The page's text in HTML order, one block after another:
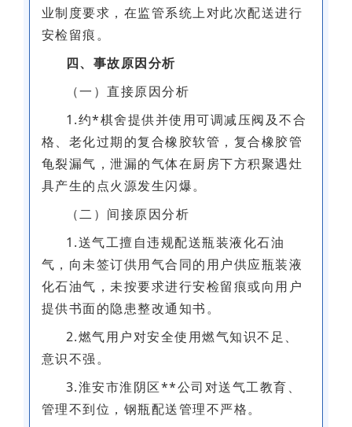
业制度要求，在监管系统上对此次配送进行
安检留痕。
四、事故原因分析
（一）直接原因分析
1.约*棋舍提供并使用可调减压阀及不合
格、老化过期的复合橡胶软管，复合橡胶管
龟裂漏气，泄漏的气体在厨房下方积聚遇灶
具产生的点火源发生闪爆。
（二）间接原因分析
1.送气工擅自违规配送瓶装液化石油
气，向未签订供用气合同的用户供应瓶装液
化石油气，未按要求进行安检留痕或向用户
提供书面的隐患整改通知书。
2.燃气用户对安全使用燃气知识不足、
意识不强。
3.淮安市淮阴区**公司对送气工教育、
管理不到位，钢瓶配送管理不严格。